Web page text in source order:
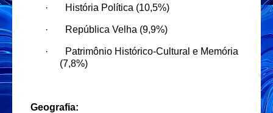
· História Política (10,5%)
· República Velha (9,9%)
·
Patrimônio Histórico-Cultural e Memória
(7,8%)
Geografia: